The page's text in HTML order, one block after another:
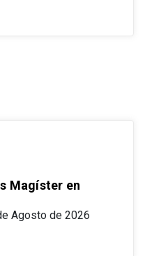
Magíster en
Agosto de 2026